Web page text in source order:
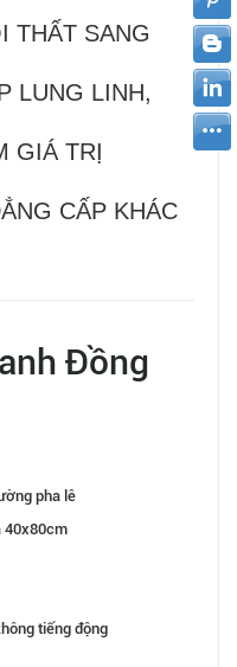
THẤT SANG
LUNG LINH,
GIÁ TRỊ
CẤP KHÁC
Đồng
pha lê
40x80cm
tiếng động